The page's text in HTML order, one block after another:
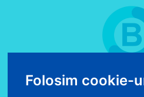
Folosim cookie-
COS DE
0 produse -